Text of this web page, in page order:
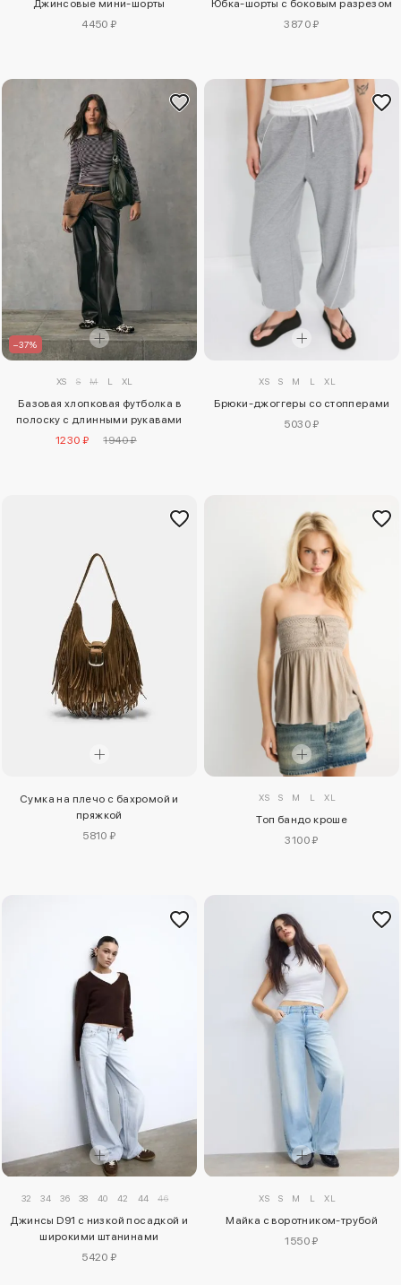
Джинсовые мини-шорты
4450 ₽
Юбка-шорты с боковым разрезом
3870 ₽
–37%
XS S M L XL
Базовая хлопковая футболка в
полоску с длинными рукавами
1230 ₽
1940 ₽
XS S M L XL
Брюки-джоггеры со стопперами
5030 ₽
Сумка на плечо с бахромой и
пряжкой
5810 ₽
XS S M L XL
Топ бандо кроше
3100 ₽
32 34 36 38 40 42 44 46
Джинсы D91 с низкой посадкой и
широкими штанинами
5420 ₽
XS S M L XL
Майка с воротником-трубой
1550 ₽